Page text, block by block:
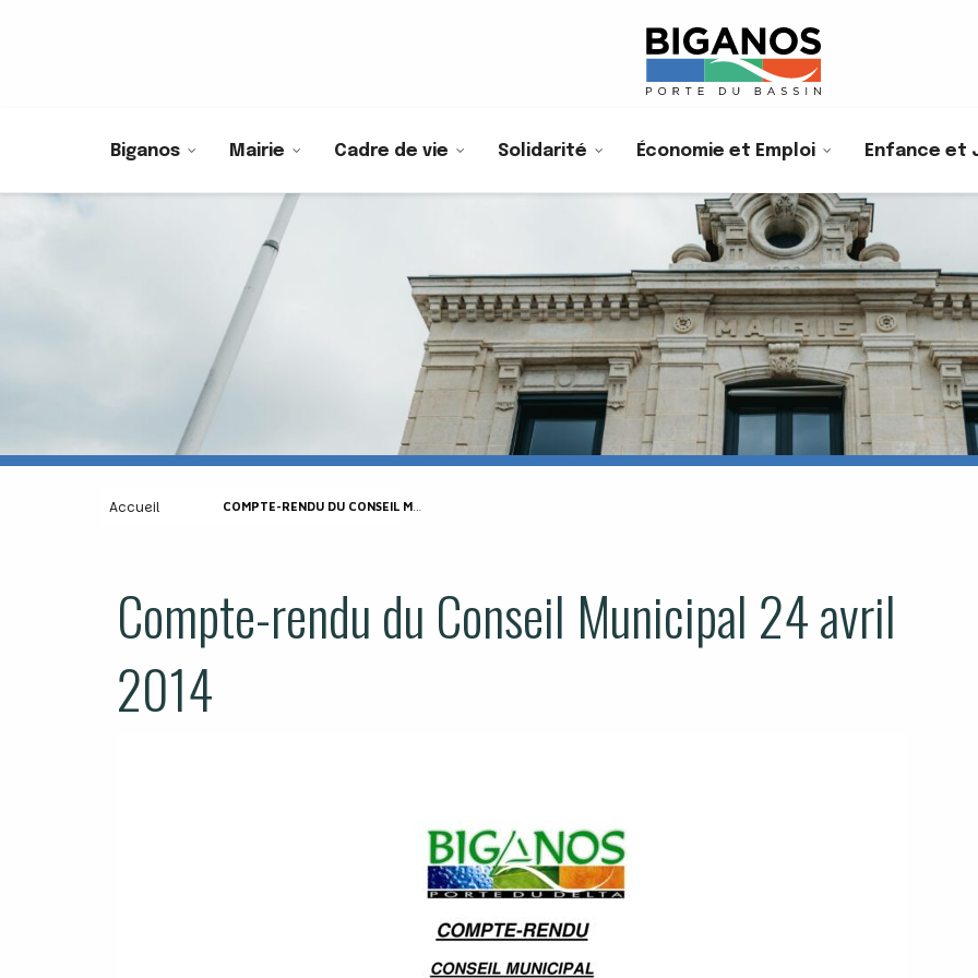
Biganos Mairie Cadre de vie Solidarité Économie et Emploi Enfance et
Accueil COMPTE-RENDU DU CONSEIL MUNICIPAL 24 AVRIL 2014
Compte-rendu du Conseil Municipal 24 avril
2014